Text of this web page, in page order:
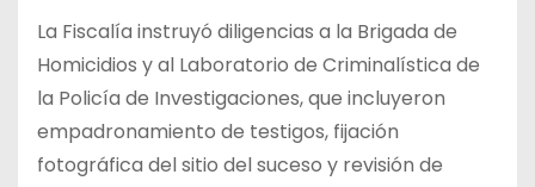
La Fiscalía instruyó diligencias a la Brigada de
Homicidios y al Laboratorio de Criminalística de
la Policía de Investigaciones, que incluyeron
empadronamiento de testigos, fijación
fotográfica del sitio del suceso y revisión de